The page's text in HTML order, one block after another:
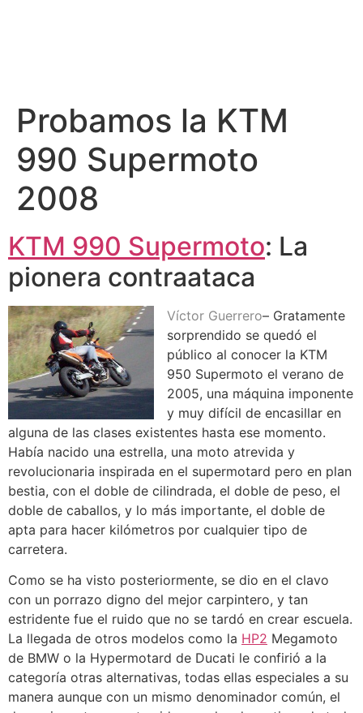
Probamos la KTM
990 Supermoto
2008
KTM 990 Supermoto: La
pionera contraataca
Víctor Guerrero– Gratamente
sorprendido se quedó el
público al conocer la KTM
950 Supermoto el verano de
2005, una máquina imponente
y muy difícil de encasillar en
alguna de las clases existentes hasta ese momento.
Había nacido una estrella, una moto atrevida y
revolucionaria inspirada en el supermotard pero en plan
bestia, con el doble de cilindrada, el doble de peso, el
doble de caballos, y lo más importante, el doble de
apta para hacer kilómetros por cualquier tipo de
carretera.
Como se ha visto posteriormente, se dio en el clavo
con un porrazo digno del mejor carpintero, y tan
estridente fue el ruido que no se tardó en crear escuela.
La llegada de otros modelos como la HP2 Megamoto
de BMW o la Hypermotard de Ducati le confirió a la
categoría otras alternativas, todas ellas especiales a su
manera aunque con un mismo denominador común, el